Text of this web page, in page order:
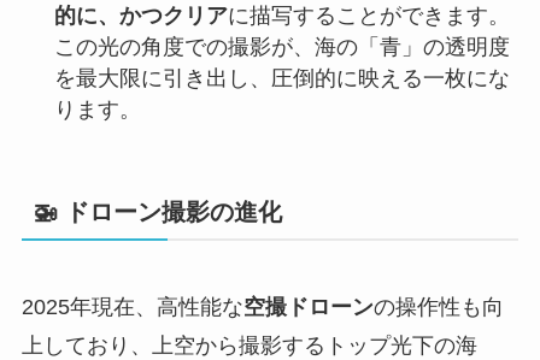
的に、かつクリアに描写することができます。
この光の角度での撮影が、海の「青」の透明度
を最大限に引き出し、圧倒的に映える一枚にな
ります。
🚁 ドローン撮影の進化
2025年現在、高性能な空撮ドローンの操作性も向
上しており、上空から撮影するトップ光下の海